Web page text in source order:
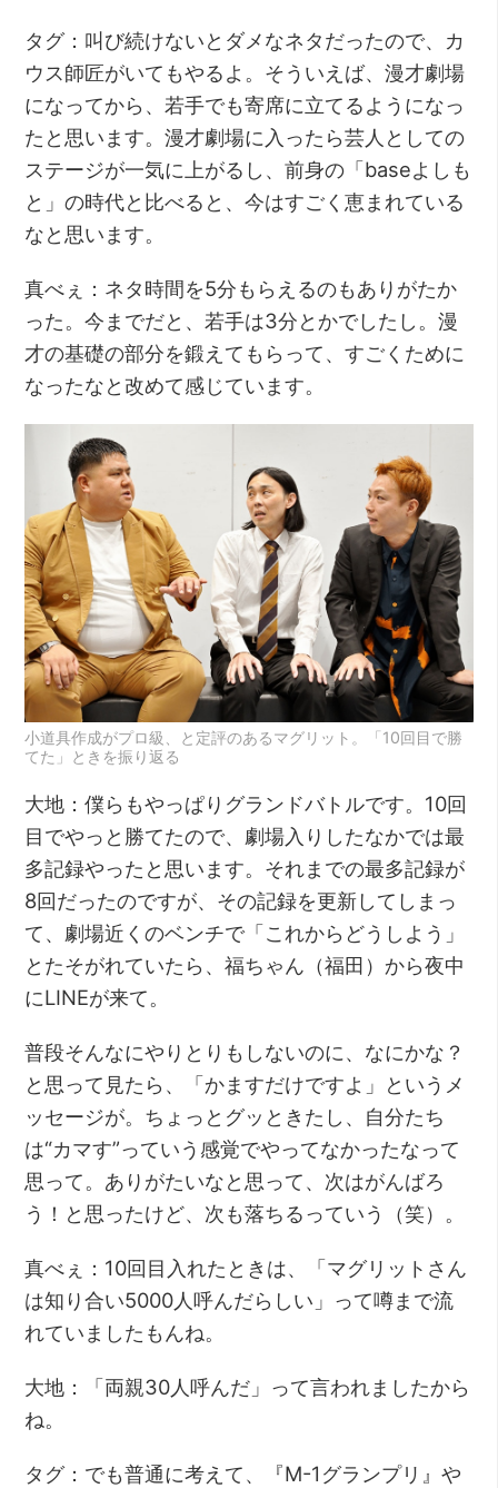
タグ：叫び続けないとダメなネタだったので、カ
ウス師匠がいてもやるよ。そういえば、漫才劇場
になってから、若手でも寄席に立てるようになっ
たと思います。漫才劇場に入ったら芸人としての
ステージが一気に上がるし、前身の「baseよしも
と」の時代と比べると、今はすごく恵まれている
なと思います。
真べぇ：ネタ時間を5分もらえるのもありがたか
った。今までだと、若手は3分とかでしたし。漫
才の基礎の部分を鍛えてもらって、すごくために
なったなと改めて感じています。
小道具作成がプロ級、と定評のあるマグリット。「10回目で勝
てた」ときを振り返る
大地：僕らもやっぱりグランドバトルです。10回
目でやっと勝てたので、劇場入りしたなかでは最
多記録やったと思います。それまでの最多記録が
8回だったのですが、その記録を更新してしまっ
て、劇場近くのベンチで「これからどうしよう」
とたそがれていたら、福ちゃん（福田）から夜中
にLINEが来て。
普段そんなにやりとりもしないのに、なにかな？
と思って見たら、「かますだけですよ」というメ
ッセージが。ちょっとグッときたし、自分たち
は“カマす”っていう感覚でやってなかったなって
思って。ありがたいなと思って、次はがんばろ
う！と思ったけど、次も落ちるっていう（笑）。
真べぇ：10回目入れたときは、「マグリットさん
は知り合い5000人呼んだらしい」って噂まで流
れていましたもんね。
大地：「両親30人呼んだ」って言われましたから
ね。
タグ：でも普通に考えて、『M-1グランプリ』や